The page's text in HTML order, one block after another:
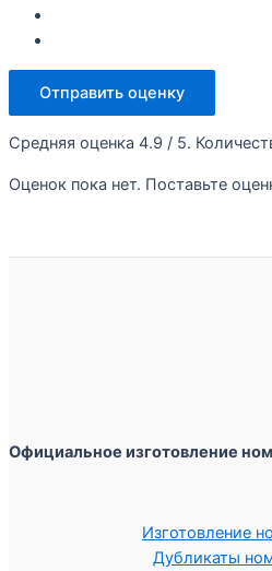
Отправить оценку
Средняя оценка 4.9 / 5.
Оценок пока нет. Поставьте
Официальное изготовление
Изготовление
Дубликаты